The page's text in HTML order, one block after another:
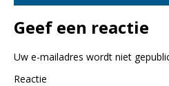
Geef een reactie
Uw e-mailadres wordt niet
Reactie